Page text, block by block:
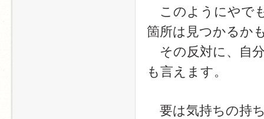
このようにやで
箇所は見つかるか
その反対に、自
も言えます。
要は気持ちの持